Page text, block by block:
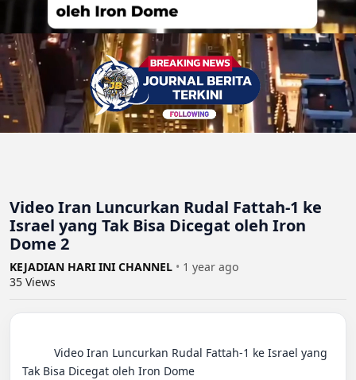
Video Iran Luncurkan Rudal Fattah-1 ke
Israel yang Tak Bisa Dicegat oleh Iron
Dome 2
KEJADIAN HARI INI CHANNEL • 1 year ago
35 Views
Tak Bisa Dicegat oleh Iron Dome